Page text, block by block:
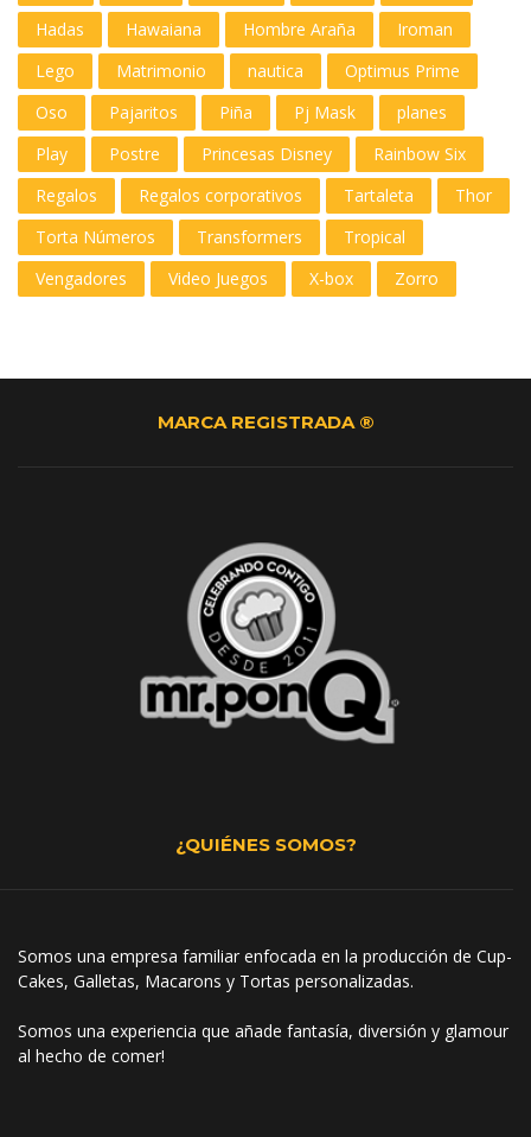
Hadas
Hawaiana Hombre Araña
Iroman
Lego
Matrimonio nautica
Optimus Prime
Oso
Pajaritos Piña Pj Mask
planes
Play
Postre Princesas Disney
Rainbow Six
Regalos
Regalos corporativos Tartaleta
Thor
Torta Números
Transformers
Tropical
Vengadores
Video Juegos X-box Zorro
MARCA REGISTRADA ®
¿QUIÉNES SOMOS?
Somos una empresa familiar enfocada en la producción de Cup-
Cakes, Galletas, Macarons y Tortas personalizadas.
Somos una experiencia que añade fantasía, diversión y glamour
al hecho de comer!